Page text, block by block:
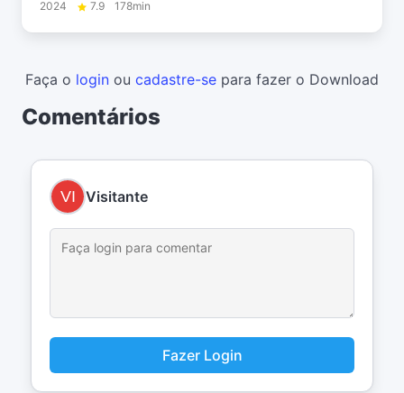
2024 7.9 178min
Faça o login ou cadastre-se para fazer o Download
Comentários
Visitante
Fazer Login